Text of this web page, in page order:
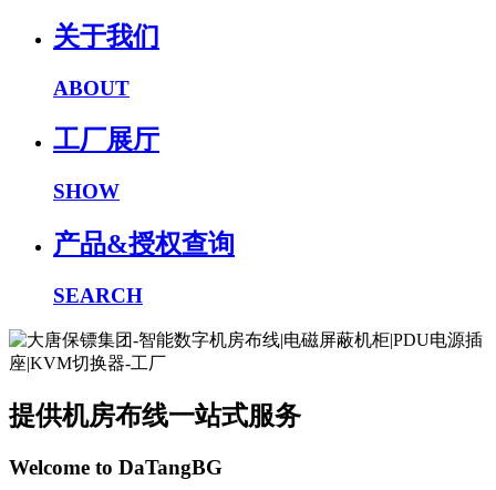
关于我们
ABOUT
工厂展厅
SHOW
产品&授权查询
SEARCH
提供机房布线一站式服务
Welcome to DaTangBG